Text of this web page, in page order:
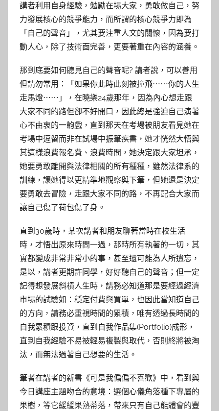
講者利用自身經驗，勉勵在場大家，勇敢做自己，努
力發展核心的競爭能力，而所謂的核心競爭力即為
「自己的聲音」，尤其要注重人文的關懷，因為要打
動人心，除了技術面完善，更要著重在內容的涵養。
那到底要如何聽見自己的聲音呢? 講者說，可以善用
但請勿常用：「如果你此時此刻被撞飛⋯⋯你的人生
走馬燈⋯⋯」，在曉樂24歲那年，因為內心想走跟
大家不同的路但卻不好開口，因此總是強迫自己演著
心不由衷的一齣戲，直到那天在考場被朋友看見她在
考場中逗留而非在試場中振筆疾書，她才恍然大悟與
其這樣浪費報名費、浪費時間，她決定跟大家坦承，
她要勇敢離開與法律相關的所有種種，雖然法律系的
訓練，讓她得以更精準地觀察與下筆，但她還是決定
要勇敢去冒險，走跟大家不同的路，不再配合大家而
讓自己傷了荷包傷了身。
直到30歲時，某次講者和朋友聊著當時在校生活
時，才悟出原來時間一過，那時所有執著的一切，其
實都變成非常非常小的事，甚至還可能為人所遺忘，
是以，講者更期許同學，好好聽自己的聲音；但一定
記得想發展斜槓人生時，請務必知道那是要經過經濟
市場的試驗如：穩定付費與買單，也因此當知道自己
的方向，請務必重視時間的累積，唯有透過長時間的
自我累積跟投資，直到自我作品集(Portfolio)成形，
直到自我經驗不易被輕易複製與取代，否則終將被淘
汰，而無法過著自己想要的生活。
筆者在講者的新書《可是我偏偏不喜歡》中，看到與
今日講座主題吻合的意境：選個心儀角落種下專屬的
果樹，等它緩緩果熟蒂落，帶來只有自己能體會的豐